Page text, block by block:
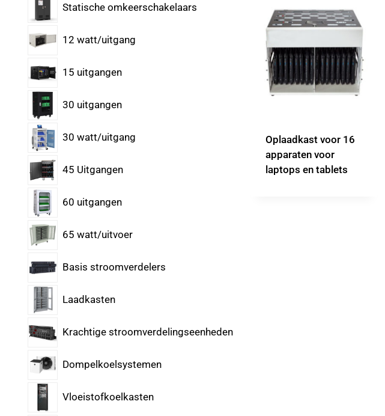
Statische omkeerschakelaars
12 watt/uitgang
15 uitgangen
30 uitgangen
30 watt/uitgang
45 Uitgangen
60 uitgangen
65 watt/uitvoer
Basis stroomverdelers
Laadkasten
Krachtige stroomverdelingseenheden
Dompelkoelsystemen
Vloeistofkoelkasten
Oplaadkast voor 16
apparaten voor
laptops en tablets